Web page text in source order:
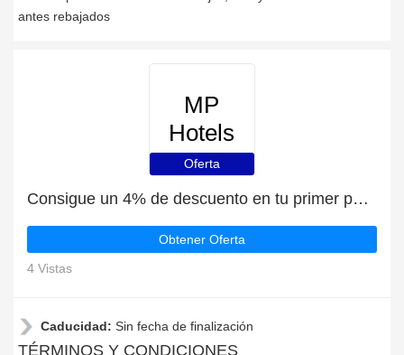
antes rebajados
MP
Hotels
Oferta
Consigue un 4% de descuento en tu primer pedido en MP Hotels
Obtener Oferta
4 Vistas
Caducidad: Sin fecha de finalización
TÉRMINOS Y CONDICIONES